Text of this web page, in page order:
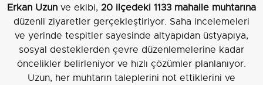
Erkan Uzun ve ekibi, 20 ilçedeki 1133 mahalle muhtarına
düzenli ziyaretler gerçekleştiriyor. Saha incelemeleri
ve yerinde tespitler sayesinde altyapıdan üstyapıya,
sosyal desteklerden çevre düzenlemelerine kadar
öncelikler belirleniyor ve hızlı çözümler planlanıyor.
Uzun, her muhtarın taleplerini not ettiklerini ve